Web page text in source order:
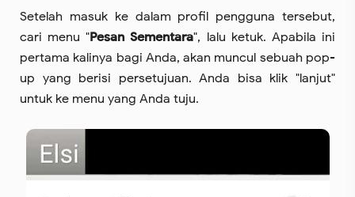
Setelah masuk ke dalam profil pengguna tersebut,
cari menu "Pesan Sementara", lalu ketuk. Apabila ini
pertama kalinya bagi Anda, akan muncul sebuah pop-
up yang berisi persetujuan. Anda bisa klik "lanjut"
untuk ke menu yang Anda tuju.